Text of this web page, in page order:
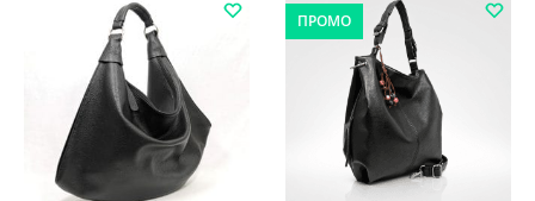
€).
49.00лв.
(25.05
€).
ПРОМО